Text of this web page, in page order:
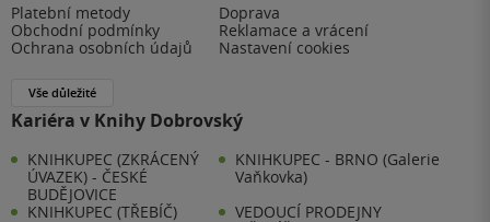
Platební metody
Doprava
Obchodní podmínky
Reklamace a vrácení
Ochrana osobních údajů
Nastavení cookies
Vše důležité
Kariéra v Knihy Dobrovský
KNIHKUPEC (ZKRÁCENÝ
ÚVAZEK) - ČESKÉ
BUDĚJOVICE
KNIHKUPEC - BRNO (Galerie
Vaňkovka)
KNIHKUPEC (TŘEBÍČ)
VEDOUCÍ PRODEJNY